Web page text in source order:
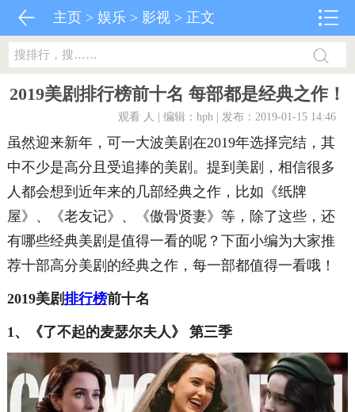
主页 >娱乐 >影视 > 正文
2019美剧排行榜前十名 每部都是经典之作！
观看 人 | 编辑：hph | 发布：2019-01-15 14:46
虽然迎来新年，可一大波美剧在2019年选择完结，其
中不少是高分且受追捧的美剧。提到美剧，相信很多
人都会想到近年来的几部经典之作，比如《纸牌
屋》、《老友记》、《傲骨贤妻》等，除了这些，还
有哪些经典美剧是值得一看的呢？下面小编为大家推
荐十部高分美剧的经典之作，每一部都值得一看哦！
2019美剧排行榜前十名
1、《了不起的麦瑟尔夫人》 第三季